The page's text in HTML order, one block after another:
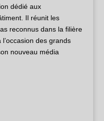
dédié aux
Il réunit les
reconnus dans la filière
des grands
nouveau média